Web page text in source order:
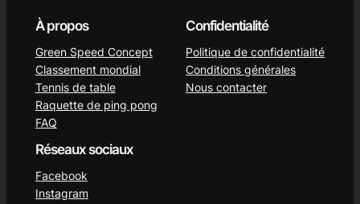
À propos
Green Speed Concept
Classement mondial
Tennis de table
Raquette de ping pong
FAQ
Confidentialité
Politique de confidentialité
Conditions générales
Nous contacter
Réseaux sociaux
Facebook
Instagram